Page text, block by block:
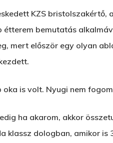
KZS
bemutatás
mert először egy olyan
is volt. Nyugi nem
ha akarom, akkor
klassz dologban, amikor